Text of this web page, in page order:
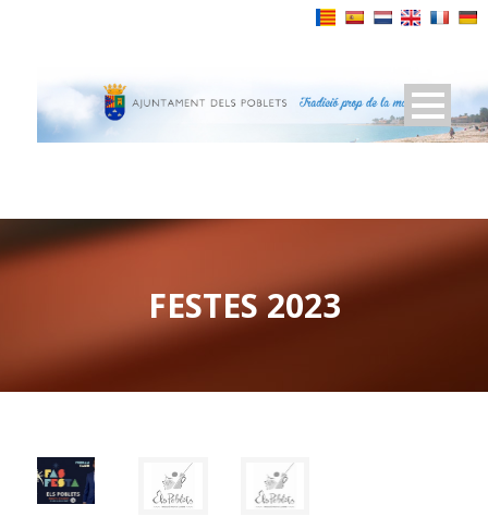
FESTES 2023